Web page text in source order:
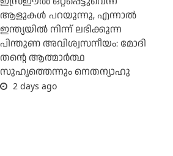
ആളുകള്‍ പറയുന്നു, എന്നാല്‍
ഇന്ത്യയില്‍ നിന്ന് ലഭിക്കുന്ന
പിന്തുണ അവിശ്വസനീയം: മോദി
തന്റെ ആത്മാര്‍ത്ഥ
സുഹൃത്തെന്നും നെതന്യാഹു
2 days ago